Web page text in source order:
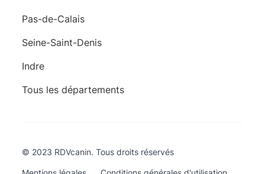
Pas-de-Calais
Seine-Saint-Denis
Indre
Tous les départements
© 2023 RDVcanin. Tous droits réservés